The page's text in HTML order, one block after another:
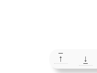
↑ ↓